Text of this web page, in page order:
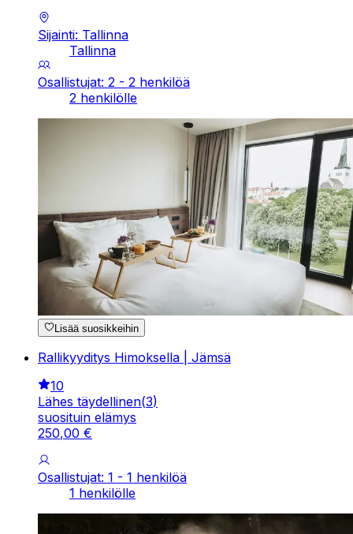
Sijainti: Tallinna
Tallinna
Osallistujat: 2 - 2 henkilöä
2 henkilölle
Lisää suosikkeihin
Rallikyyditys Himoksella | Jämsä
10
Lähes täydellinen(3)
suosituin elämys
250,00 €
Osallistujat: 1 - 1 henkilöä
1 henkilölle